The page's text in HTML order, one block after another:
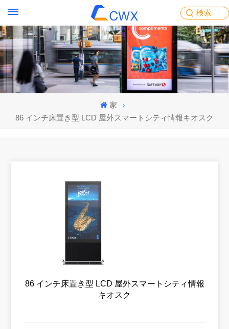
検索
家
86 インチ床置き型 LCD 屋外スマートシティ情報キオスク
86 インチ床置き型 LCD 屋外スマートシティ情報
キオスク